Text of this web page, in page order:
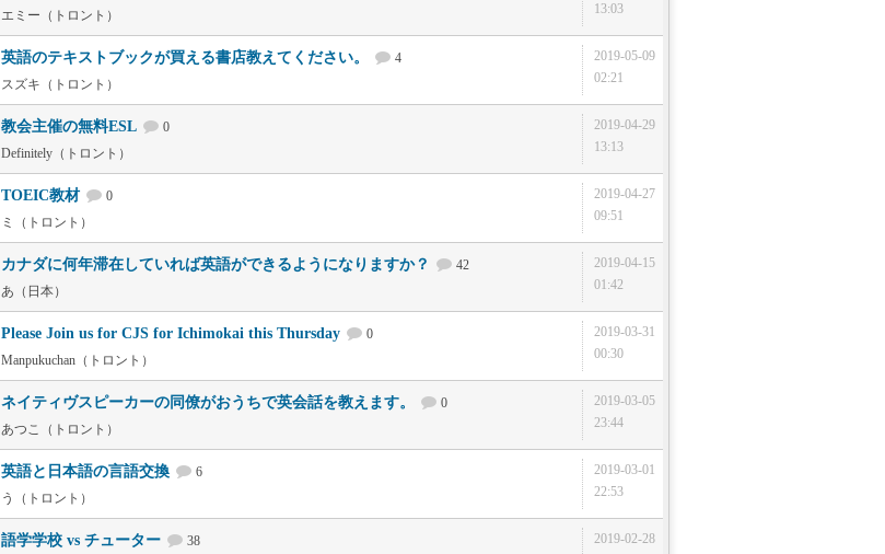
13:03
エミー（トロント）
2019-05-09
02:21
英語のテキストブックが買える書店教えてください。
4
スズキ（トロント）
2019-04-29
13:13
教会主催の無料ESL
0
Definitely（トロント）
2019-04-27
09:51
TOEIC教材
0
ミ（トロント）
2019-04-15
01:42
カナダに何年滞在していれば英語ができるようになりますか？
42
あ（日本）
2019-03-31
00:30
Please Join us for CJS for Ichimokai this Thursday
0
Manpukuchan（トロント）
2019-03-05
23:44
ネイティヴスピーカーの同僚がおうちで英会話を教えます。
0
あつこ（トロント）
2019-03-01
22:53
英語と日本語の言語交換
6
う（トロント）
2019-02-28
語学学校 vs チューター
38